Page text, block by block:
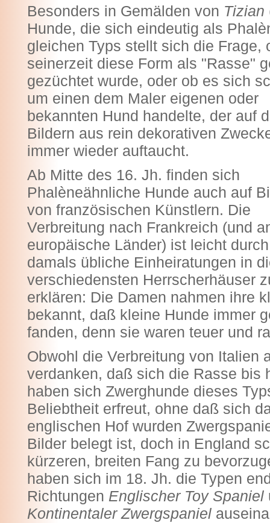
Besonders in Gemälden von Tizian
Hunde, die sich eindeutig als
gleichen Typs stellt sich die Frage,
seinerzeit diese Form als "Rasse"
gezüchtet wurde, oder ob es sich
um einen dem Maler eigenen oder
bekannten Hund handelte, der auf
Bildern aus rein dekorativen
immer wieder auftaucht.
Ab Mitte des 16. Jh. finden sich
Phalèneähnliche Hunde auch auf
von französischen Künstlern. Die
Verbreitung nach Frankreich (und
europäische Länder) ist leicht durch
damals übliche Einheiratungen in
verschiedensten Herrscherhäuser
erklären: Die Damen nahmen ihre
bekannt, daß kleine Hunde immer
fanden, denn sie waren teuer und
Obwohl die Verbreitung von Italien
verdanken, daß sich die Rasse bis
haben sich Zwerghunde dieses
Beliebtheit erfreut, ohne daß sich
englischen Hof wurden
Bilder belegt ist, doch in England
kürzeren, breiten Fang zu
haben sich im 18. Jh. die Typen
Richtungen Englischer Toy Spaniel
Kontinentaler Zwergspaniel